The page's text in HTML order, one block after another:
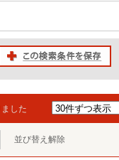
した
並び替え解除